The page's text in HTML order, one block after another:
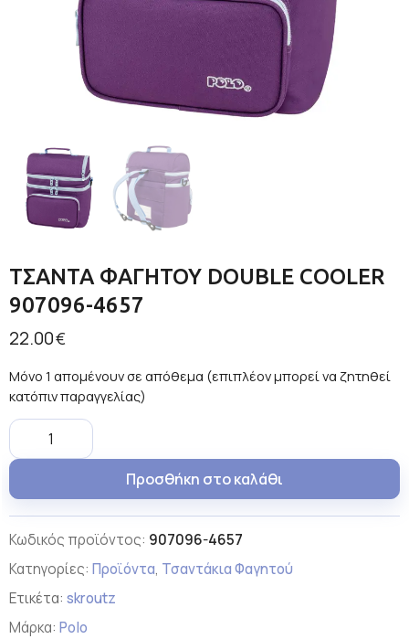
ΤΣΑΝΤΑ ΦΑΓΗΤΟΥ DOUBLE COOLER
907096-4657
22.00€
Μόνο 1 απομένουν σε απόθεμα (επιπλέον μπορεί να ζητηθεί
κατόπιν παραγγελίας)
Προσθήκη στο καλάθι
Κωδικός προϊόντος: 907096-4657
Κατηγορίες: Προϊόντα, Τσαντάκια Φαγητού
Ετικέτα: skroutz
Μάρκα: Polo